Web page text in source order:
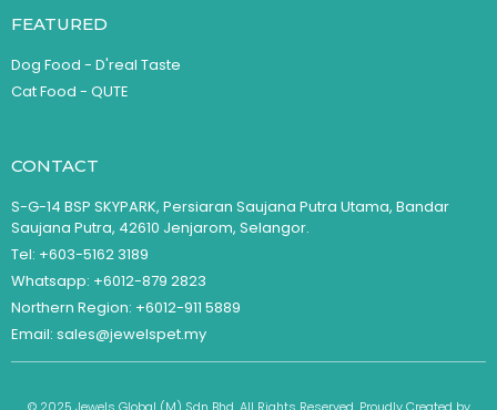
FEATURED
Dog Food - D'real Taste
Cat Food - QUTE
CONTACT
S-G-14 BSP SKYPARK, Persiaran Saujana Putra Utama, Bandar
Saujana Putra, 42610 Jenjarom, Selangor.
Tel: +603-5162 3189
Whatsapp: +6012-879 2823
Northern Region: +6012-911 5889
Email: sales@jewelspet.my
© 2025 Jewels Global (M) Sdn Bhd. All Rights Reserved. Proudly Created by